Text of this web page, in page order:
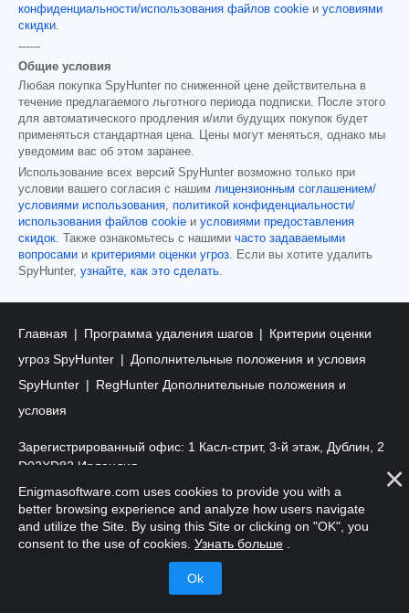
конфиденциальности/использования файлов cookie и условиями
скидки
------
Общие условия
Любая покупка SpyHunter по сниженной цене действительна в
течение предлагаемого льготного периода подписки. После этого
для автоматического продления и/или будущих покупок будет
применяться стандартная цена. Цены могут меняться, однако мы
уведомим вас об этом заранее.
Использование всех версий SpyHunter возможно только при
условии вашего согласия с нашим лицензионным соглашением/
условиями использования
политикой конфиденциальности/
использования файлов cookie и условиями предоставления
скидок . Также ознакомьтесь с нашими часто задаваемыми
вопросами и критериями оценки угроз . Если вы хотите удалить
SpyHunter, узнайте, как это сделать
Главная Программа удаления шагов
Критерии оценки
угроз SpyHunter
Дополнительные положения и условия
SpyHunter
RegHunter Дополнительные положения и
условия
Зарегистрированный офис: 1 Касл-стрит, 3-й этаж, Дублин, 2
D02XD82 Ирландия.
EnigmaSoft Limited, Закрытое акционерное общество с
ограниченной ответственностью, регистрационный номер
компании 597114.
зарегистрированными в США и других странах.
Enigmasoftware.com uses cookies to provide you with a
better browsing experience and analyze how users navigate
and utilize the Site. By using this Site or clicking on "OK", you
consent to the use of cookies. Узнать больше